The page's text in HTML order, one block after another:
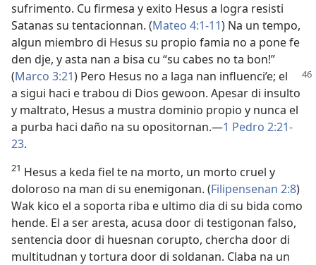
sufrimento. Cu firmesa y exito Hesus a logra resisti
Satanas su tentacionnan. (Mateo 4:1-11) Na un tempo,
algun miembro di Hesus su propio famia no a pone fe
den dje, y asta nan a bisa cu “su cabes no ta bon!”
(Marco 3:21) Pero Hesus no a laga nan influenci’e; el
a sigui haci e trabou di Dios gewoon. Apesar di insulto
y maltrato, Hesus a mustra dominio propio y nunca el
a purba haci daño na su opositornan.—1 Pedro 2:21-
23.
21 Hesus a keda fiel te na morto, un morto cruel y
doloroso na man di su enemigonan. (Filipensenan 2:8)
Wak kico el a soporta riba e ultimo dia di su bida como
hende. El a ser aresta, acusa door di testigonan falso,
sentencia door di huesnan corupto, chercha door di
multitudnan y tortura door di soldanan. Claba na un